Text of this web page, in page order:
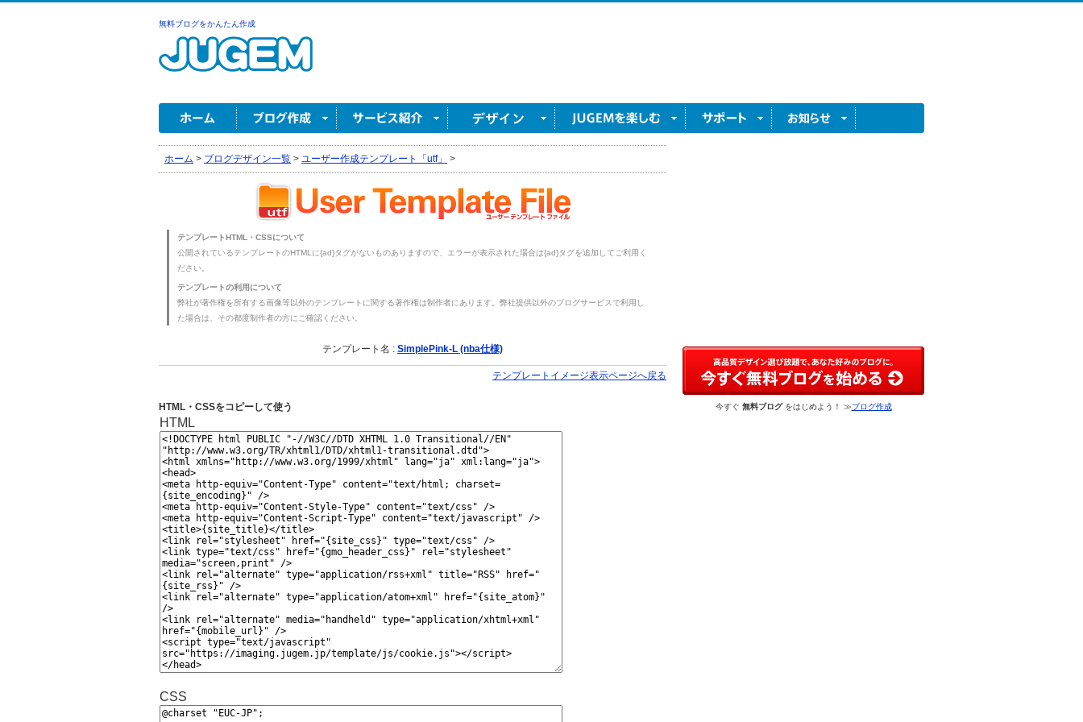
無料ブログをかんたん作成
ホーム > ブログデザイン一覧 > ユーザー作成テンプレート「utf」 >
テンプレートHTML・CSSについて
公開されているテンプレートのHTMLに{ad}タグがないものありますので、エラーが表示された場合は{ad}タグを追加してご利用く
ださい。
テンプレートの利用について
弊社が著作権を所有する画像等以外のテンプレートに関する著作権は制作者にあります。弊社提供以外のブログサービスで利用し
た場合は、その都度制作者の方にご確認ください。
テンプレート名 : SimplePink-L (nba仕様)
テンプレートイメージ表示ページへ戻る
HTML・CSSをコピーして使う
HTML
CSS
今すぐ 無料ブログをはじめよう！ ≫ブログ作成